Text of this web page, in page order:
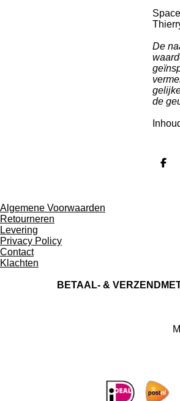
De
de
D
Algemene Voorwaarden
Retourneren
Levering
Privacy Policy
Contact
Klachten
BETAAL- &